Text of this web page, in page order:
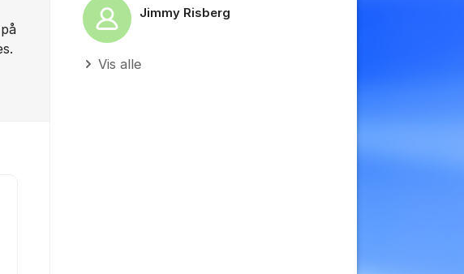
Jimmy Risberg
Vis alle